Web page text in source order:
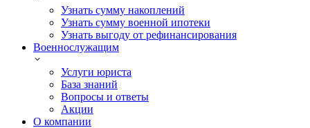
Узнать сумму накоплений
Узнать сумму военной ипотеки
Узнать выгоду от рефинансирования
Военнослужащим
Услуги юриста
База знаний
Вопросы и ответы
Акции
О компании